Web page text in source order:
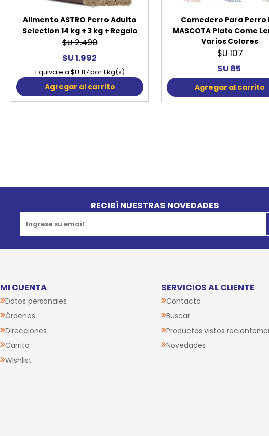
Alimento ASTRO Perro Adulto
Selection 14 kg + 3 kg + Regalo
$U 2.490
$U 1.992
Equivale a $U 117 por 1 kg(s)
Agregar al carrito
Comedero Para Perro
MASCOTA Plato Come
Varios Colores
$U 107
$U 85
Agregar al carrito
RECIBÍ NUESTRAS NOVEDADES
MI CUENTA
Datos personales
Órdenes
Direcciones
Carrito
Wishlist
SERVICIOS AL CLIENTE
Contacto
Buscar
Productos vistos
Novedades